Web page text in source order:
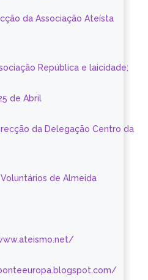
da Associação Ateísta
República e laicidade;
de Abril
da Delegação Centro da
de Almeida